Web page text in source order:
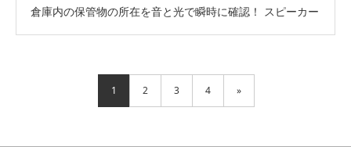
倉庫内の保管物の所在を音と光で瞬時に確認！ スピーカー
1 2 3 4 »